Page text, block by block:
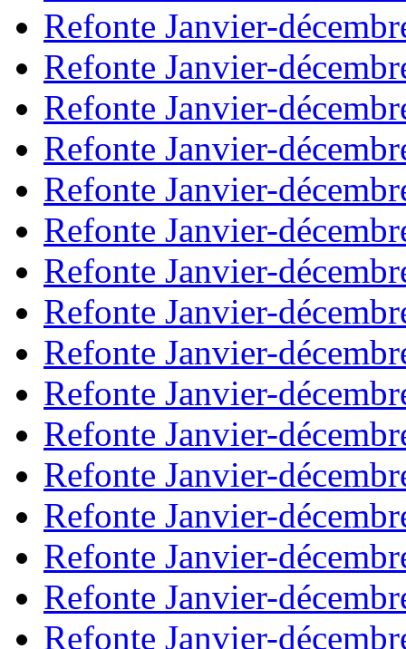
Refonte Janvier-
Refonte Janvier-
Refonte Janvier-
Refonte Janvier-
Refonte Janvier-
Refonte Janvier-
Refonte Janvier-
Refonte Janvier-
Refonte Janvier-
Refonte Janvier-
Refonte Janvier-
Refonte Janvier-
Refonte Janvier-
Refonte Janvier-
Refonte Janvier-
Refonte Janvier-